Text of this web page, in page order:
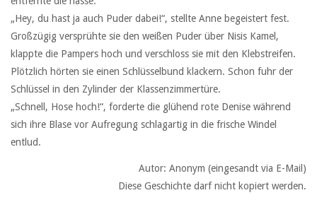
„Hey, du hast ja auch Puder dabei!“, stellte Anne begeistert fest.
Großzügig versprühte sie den weißen Puder über Nisis Kamel,
klappte die Pampers hoch und verschloss sie mit den Klebstreifen.
Plötzlich hörten sie einen Schlüsselbund klackern. Schon fuhr der
Schlüssel in den Zylinder der Klassenzimmertüre.
„Schnell, Hose hoch!“, forderte die glühend rote Denise während
sich ihre Blase vor Aufregung schlagartig in die frische Windel
entlud.
Autor: Anonym (eingesandt via E-Mail)
Diese Geschichte darf nicht kopiert werden.